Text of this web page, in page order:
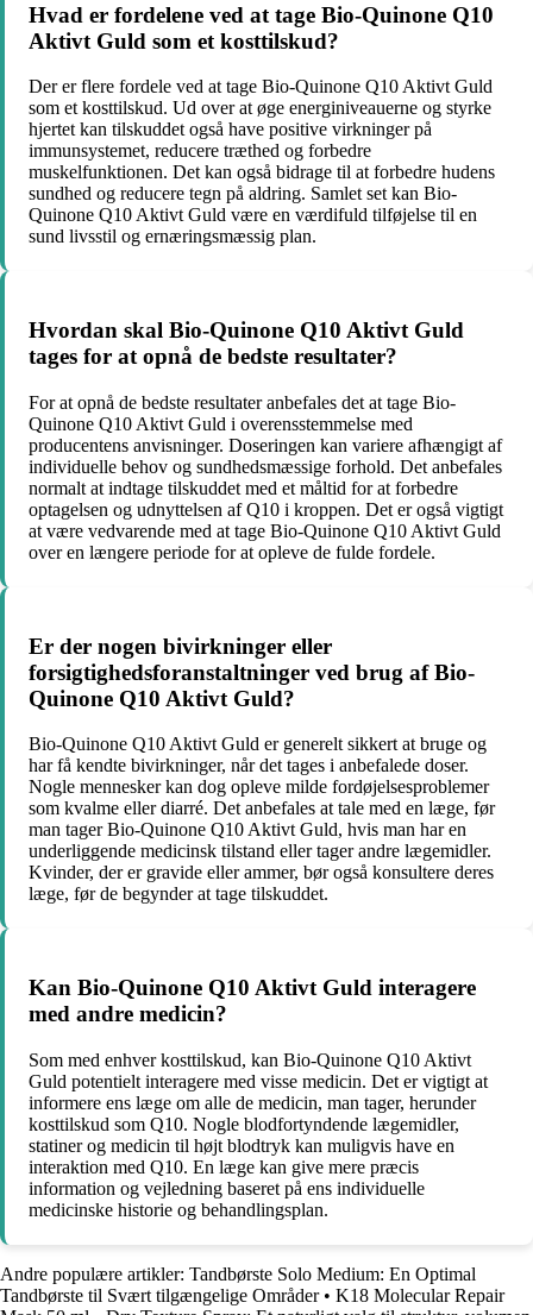
Hvad er fordelene ved at tage Bio-Quinone Q10
Aktivt Guld som et kosttilskud?
Der er flere fordele ved at tage Bio-Quinone Q10 Aktivt Guld
som et kosttilskud. Ud over at øge energiniveauerne og styrke
hjertet kan tilskuddet også have positive virkninger på
immunsystemet, reducere træthed og forbedre
muskelfunktionen. Det kan også bidrage til at forbedre hudens
sundhed og reducere tegn på aldring. Samlet set kan Bio-
Quinone Q10 Aktivt Guld være en værdifuld tilføjelse til en
sund livsstil og ernæringsmæssig plan.
Hvordan skal Bio-Quinone Q10 Aktivt Guld
tages for at opnå de bedste resultater?
For at opnå de bedste resultater anbefales det at tage Bio-
Quinone Q10 Aktivt Guld i overensstemmelse med
producentens anvisninger. Doseringen kan variere afhængigt af
individuelle behov og sundhedsmæssige forhold. Det anbefales
normalt at indtage tilskuddet med et måltid for at forbedre
optagelsen og udnyttelsen af Q10 i kroppen. Det er også vigtigt
at være vedvarende med at tage Bio-Quinone Q10 Aktivt Guld
over en længere periode for at opleve de fulde fordele.
Er der nogen bivirkninger eller
forsigtighedsforanstaltninger ved brug af Bio-
Quinone Q10 Aktivt Guld?
Bio-Quinone Q10 Aktivt Guld er generelt sikkert at bruge og
har få kendte bivirkninger, når det tages i anbefalede doser.
Nogle mennesker kan dog opleve milde fordøjelsesproblemer
som kvalme eller diarré. Det anbefales at tale med en læge, før
man tager Bio-Quinone Q10 Aktivt Guld, hvis man har en
underliggende medicinsk tilstand eller tager andre lægemidler.
Kvinder, der er gravide eller ammer, bør også konsultere deres
læge, før de begynder at tage tilskuddet.
Kan Bio-Quinone Q10 Aktivt Guld interagere
med andre medicin?
Som med enhver kosttilskud, kan Bio-Quinone Q10 Aktivt
Guld potentielt interagere med visse medicin. Det er vigtigt at
informere ens læge om alle de medicin, man tager, herunder
kosttilskud som Q10. Nogle blodfortyndende lægemidler,
statiner og medicin til højt blodtryk kan muligvis have en
interaktion med Q10. En læge kan give mere præcis
information og vejledning baseret på ens individuelle
medicinske historie og behandlingsplan.
Andre populære artikler: Tandbørste Solo Medium: En Optimal
Tandbørste til Svært tilgængelige Områder• K18 Molecular Repair